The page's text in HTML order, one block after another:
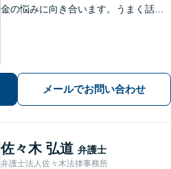
金の悩みに向き合います。うまく話せ
メールでお問い合わせ
佐々木 弘道 弁護士
弁護士法人佐々木法律事務所